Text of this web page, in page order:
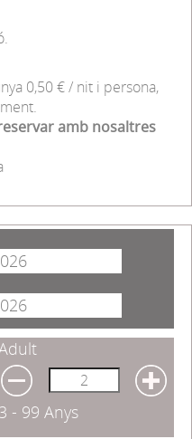
0,50 € / nit i persona,
amb nosaltres
3 - 99 Anys